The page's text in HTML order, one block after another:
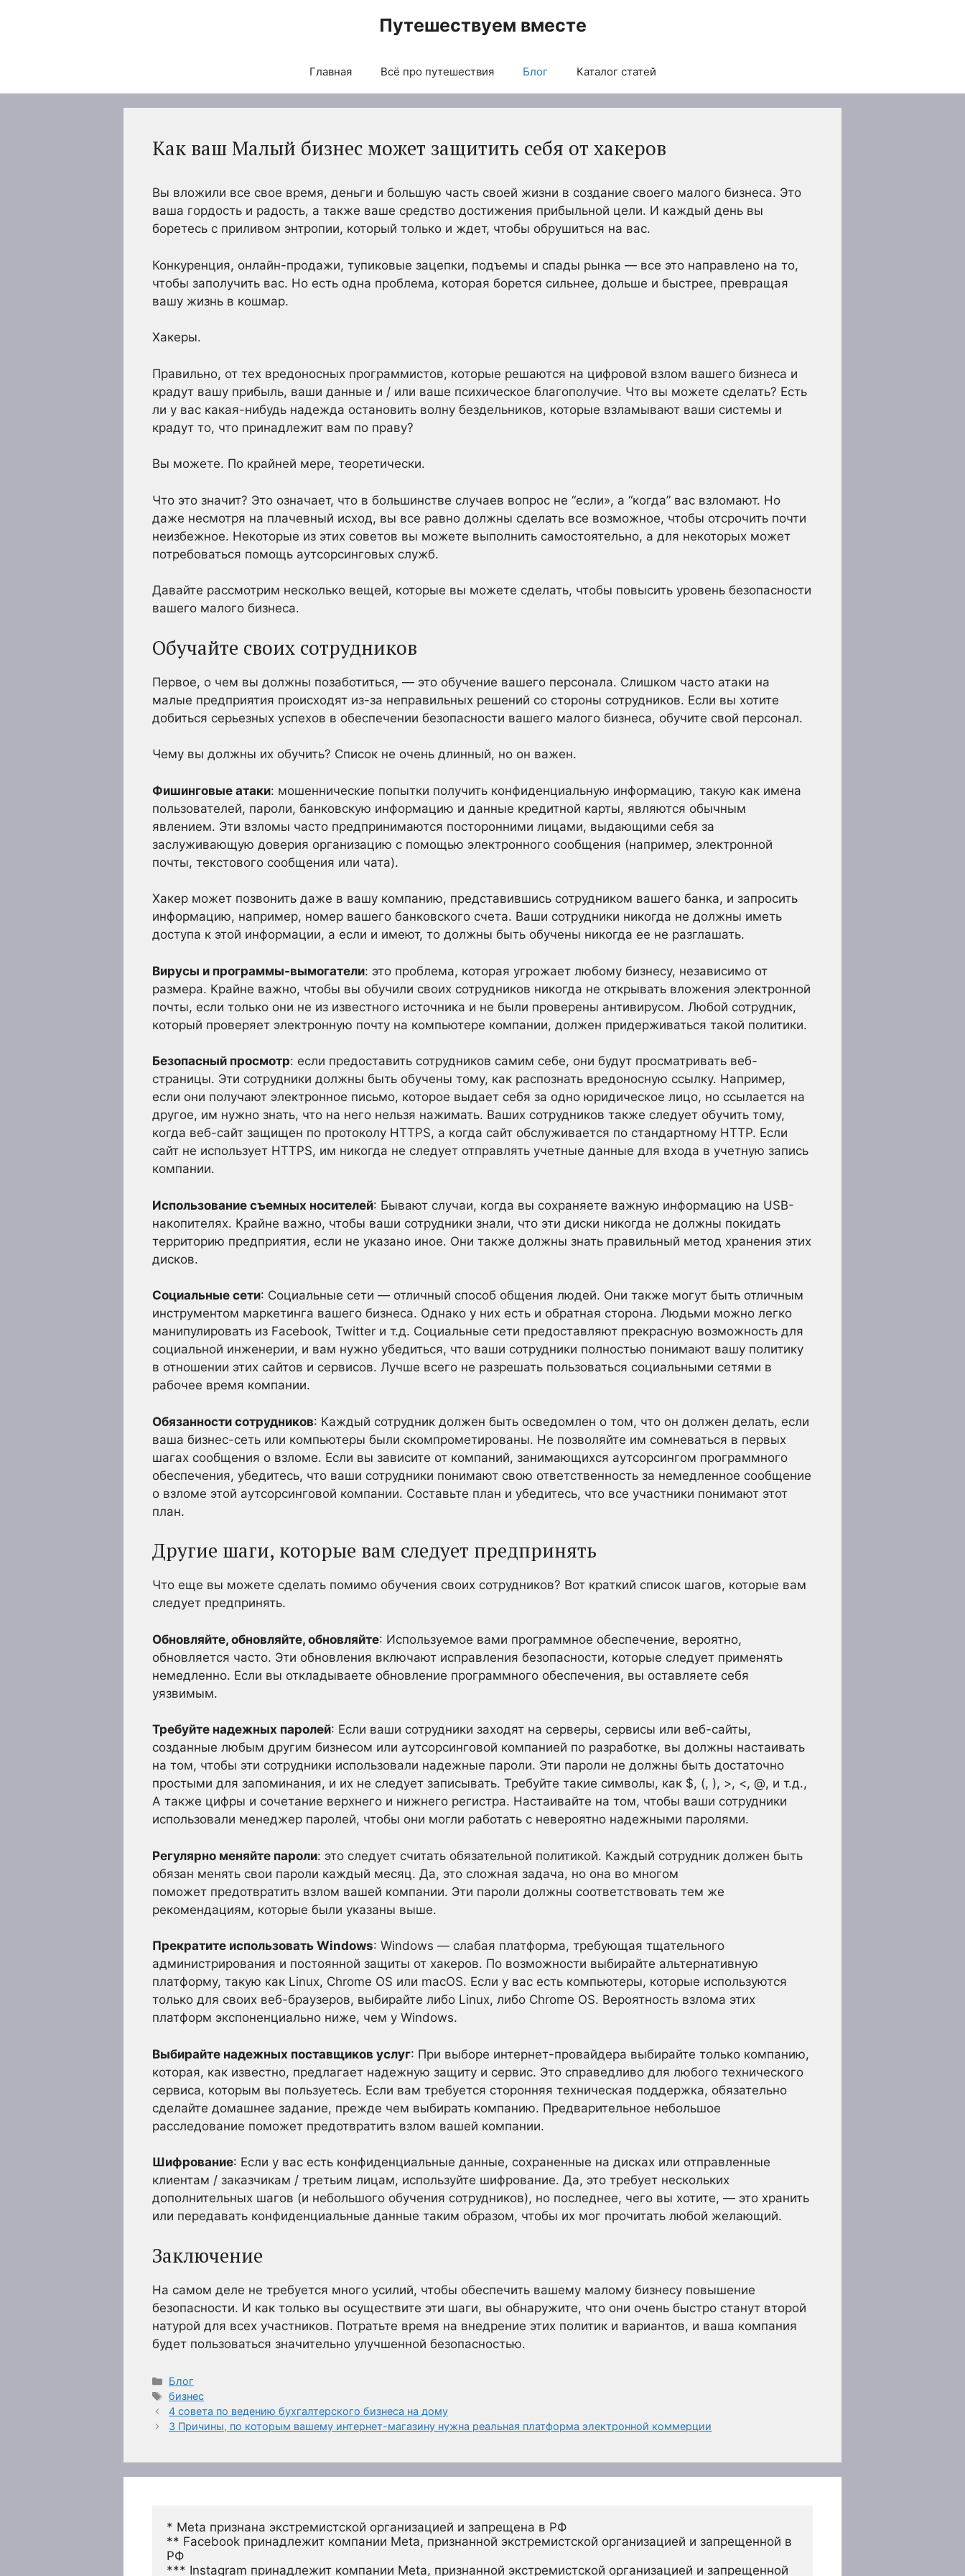
Путешествуем вместе
Главная Всё про путешествия Блог Каталог статей
Как ваш Малый бизнес может защитить себя от хакеров
Вы вложили все свое время, деньги и большую часть своей жизни в создание своего малого бизнеса. Это
ваша гордость и радость, а также ваше средство достижения прибыльной цели. И каждый день вы
боретесь с приливом энтропии, который только и ждет, чтобы обрушиться на вас.
Конкуренция, онлайн-продажи, тупиковые зацепки, подъемы и спады рынка — все это направлено на то,
чтобы заполучить вас. Но есть одна проблема, которая борется сильнее, дольше и быстрее, превращая
вашу жизнь в кошмар.
Хакеры.
Правильно, от тех вредоносных программистов, которые решаются на цифровой взлом вашего бизнеса и
крадут вашу прибыль, ваши данные и / или ваше психическое благополучие. Что вы можете сделать? Есть
ли у вас какая-нибудь надежда остановить волну бездельников, которые взламывают ваши системы и
крадут то, что принадлежит вам по праву?
Вы можете. По крайней мере, теоретически.
Что это значит? Это означает, что в большинстве случаев вопрос не “если», а “когда” вас взломают. Но
даже несмотря на плачевный исход, вы все равно должны сделать все возможное, чтобы отсрочить почти
неизбежное. Некоторые из этих советов вы можете выполнить самостоятельно, а для некоторых может
потребоваться помощь аутсорсинговых служб.
Давайте рассмотрим несколько вещей, которые вы можете сделать, чтобы повысить уровень безопасности
вашего малого бизнеса.
Обучайте своих сотрудников
Первое, о чем вы должны позаботиться, — это обучение вашего персонала. Слишком часто атаки на
малые предприятия происходят из-за неправильных решений со стороны сотрудников. Если вы хотите
добиться серьезных успехов в обеспечении безопасности вашего малого бизнеса, обучите свой персонал.
Чему вы должны их обучить? Список не очень длинный, но он важен.
Фишинговые атаки: мошеннические попытки получить конфиденциальную информацию, такую как имена
пользователей, пароли, банковскую информацию и данные кредитной карты, являются обычным
явлением. Эти взломы часто предпринимаются посторонними лицами, выдающими себя за
заслуживающую доверия организацию с помощью электронного сообщения (например, электронной
почты, текстового сообщения или чата).
Хакер может позвонить даже в вашу компанию, представившись сотрудником вашего банка, и запросить
информацию, например, номер вашего банковского счета. Ваши сотрудники никогда не должны иметь
доступа к этой информации, а если и имеют, то должны быть обучены никогда ее не разглашать.
Вирусы и программы-вымогатели: это проблема, которая угрожает любому бизнесу, независимо от
размера. Крайне важно, чтобы вы обучили своих сотрудников никогда не открывать вложения электронной
почты, если только они не из известного источника и не были проверены антивирусом. Любой сотрудник,
который проверяет электронную почту на компьютере компании, должен придерживаться такой политики.
Безопасный просмотр: если предоставить сотрудников самим себе, они будут просматривать веб-
страницы. Эти сотрудники должны быть обучены тому, как распознать вредоносную ссылку. Например,
если они получают электронное письмо, которое выдает себя за одно юридическое лицо, но ссылается на
другое, им нужно знать, что на него нельзя нажимать. Ваших сотрудников также следует обучить тому,
когда веб-сайт защищен по протоколу HTTPS, а когда сайт обслуживается по стандартному HTTP. Если
сайт не использует HTTPS, им никогда не следует отправлять учетные данные для входа в учетную запись
компании.
Использование съемных носителей: Бывают случаи, когда вы сохраняете важную информацию на USB-
накопителях. Крайне важно, чтобы ваши сотрудники знали, что эти диски никогда не должны покидать
территорию предприятия, если не указано иное. Они также должны знать правильный метод хранения этих
дисков.
Социальные сети: Социальные сети — отличный способ общения людей. Они также могут быть отличным
инструментом маркетинга вашего бизнеса. Однако у них есть и обратная сторона. Людьми можно легко
манипулировать из Facebook, Twitter и т.д. Социальные сети предоставляют прекрасную возможность для
социальной инженерии, и вам нужно убедиться, что ваши сотрудники полностью понимают вашу политику
в отношении этих сайтов и сервисов. Лучше всего не разрешать пользоваться социальными сетями в
рабочее время компании.
Обязанности сотрудников: Каждый сотрудник должен быть осведомлен о том, что он должен делать, если
ваша бизнес-сеть или компьютеры были скомпрометированы. Не позволяйте им сомневаться в первых
шагах сообщения о взломе. Если вы зависите от компаний, занимающихся аутсорсингом программного
обеспечения, убедитесь, что ваши сотрудники понимают свою ответственность за немедленное сообщение
о взломе этой аутсорсинговой компании. Составьте план и убедитесь, что все участники понимают этот
план.
Другие шаги, которые вам следует предпринять
Что еще вы можете сделать помимо обучения своих сотрудников? Вот краткий список шагов, которые вам
следует предпринять.
Обновляйте, обновляйте, обновляйте: Используемое вами программное обеспечение, вероятно,
обновляется часто. Эти обновления включают исправления безопасности, которые следует применять
немедленно. Если вы откладываете обновление программного обеспечения, вы оставляете себя
уязвимым.
Требуйте надежных паролей: Если ваши сотрудники заходят на серверы, сервисы или веб-сайты,
созданные любым другим бизнесом или аутсорсинговой компанией по разработке, вы должны настаивать
на том, чтобы эти сотрудники использовали надежные пароли. Эти пароли не должны быть достаточно
простыми для запоминания, и их не следует записывать. Требуйте такие символы, как $, (, ), >, <, @, и т.д.,
А также цифры и сочетание верхнего и нижнего регистра. Настаивайте на том, чтобы ваши сотрудники
использовали менеджер паролей, чтобы они могли работать с невероятно надежными паролями.
Регулярно меняйте пароли: это следует считать обязательной политикой. Каждый сотрудник должен быть
обязан менять свои пароли каждый месяц. Да, это сложная задача, но она во многом
поможет предотвратить взлом вашей компании. Эти пароли должны соответствовать тем же
рекомендациям, которые были указаны выше.
Прекратите использовать Windows: Windows — слабая платформа, требующая тщательного
администрирования и постоянной защиты от хакеров. По возможности выбирайте альтернативную
платформу, такую как Linux, Chrome OS или macOS. Если у вас есть компьютеры, которые используются
только для своих веб-браузеров, выбирайте либо Linux, либо Chrome OS. Вероятность взлома этих
платформ экспоненциально ниже, чем у Windows.
Выбирайте надежных поставщиков услуг: При выборе интернет-провайдера выбирайте только компанию,
которая, как известно, предлагает надежную защиту и сервис. Это справедливо для любого технического
сервиса, которым вы пользуетесь. Если вам требуется сторонняя техническая поддержка, обязательно
сделайте домашнее задание, прежде чем выбирать компанию. Предварительное небольшое
расследование поможет предотвратить взлом вашей компании.
Шифрование: Если у вас есть конфиденциальные данные, сохраненные на дисках или отправленные
клиентам / заказчикам / третьим лицам, используйте шифрование. Да, это требует нескольких
дополнительных шагов (и небольшого обучения сотрудников), но последнее, чего вы хотите, — это хранить
или передавать конфиденциальные данные таким образом, чтобы их мог прочитать любой желающий.
Заключение
На самом деле не требуется много усилий, чтобы обеспечить вашему малому бизнесу повышение
безопасности. И как только вы осуществите эти шаги, вы обнаружите, что они очень быстро станут второй
натурой для всех участников. Потратьте время на внедрение этих политик и вариантов, и ваша компания
будет пользоваться значительно улучшенной безопасностью.
Рубрики
Блог
Метки
бизнес
4 совета по ведению бухгалтерского бизнеса на дому
3 Причины, по которым вашему интернет-магазину нужна реальная платформа электронной коммерции
* Meta признана экстремистской организацией и запрещена в РФ
** Facebook принадлежит компании Meta, признанной экстремистской организацией и запрещенной в
РФ
*** Instagram принадлежит компании Meta, признанной экстремистской организацией и запрещенной